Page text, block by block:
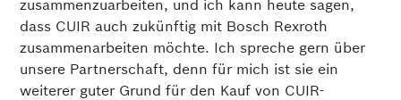
zusammenzuarbeiten, und ich kann heute sagen,
dass CUIR auch zukünftig mit Bosch Rexroth
zusammenarbeiten möchte. Ich spreche gern über
unsere Partnerschaft, denn für mich ist sie ein
weiterer guter Grund für den Kauf von CUIR-